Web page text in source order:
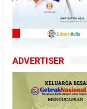
ADVERTISER